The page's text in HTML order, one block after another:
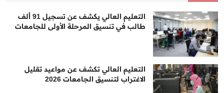
التعليم العالي يكشف عن تسجيل 91 ألف
طالب في تنسيق المرحلة الأولى للجامعات
التعليم العالي تكشف عن مواعيد تقليل
الاغتراب لتنسيق الجامعات 2026